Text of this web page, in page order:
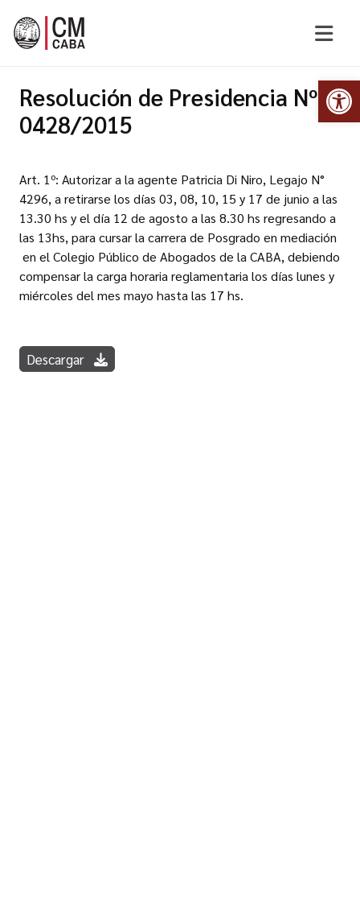
Resolución de Presidencia Nº
0428/2015
Art. 1º: Autorizar a la agente Patricia Di Niro, Legajo N°
4296, a retirarse los días 03, 08, 10, 15 y 17 de junio a las
13.30 hs y el día 12 de agosto a las 8.30 hs regresando a
las 13hs, para cursar la carrera de Posgrado en mediación
en el Colegio Público de Abogados de la CABA, debiendo
compensar la carga horaria reglamentaria los días lunes y
miércoles del mes mayo hasta las 17 hs.
Descargar